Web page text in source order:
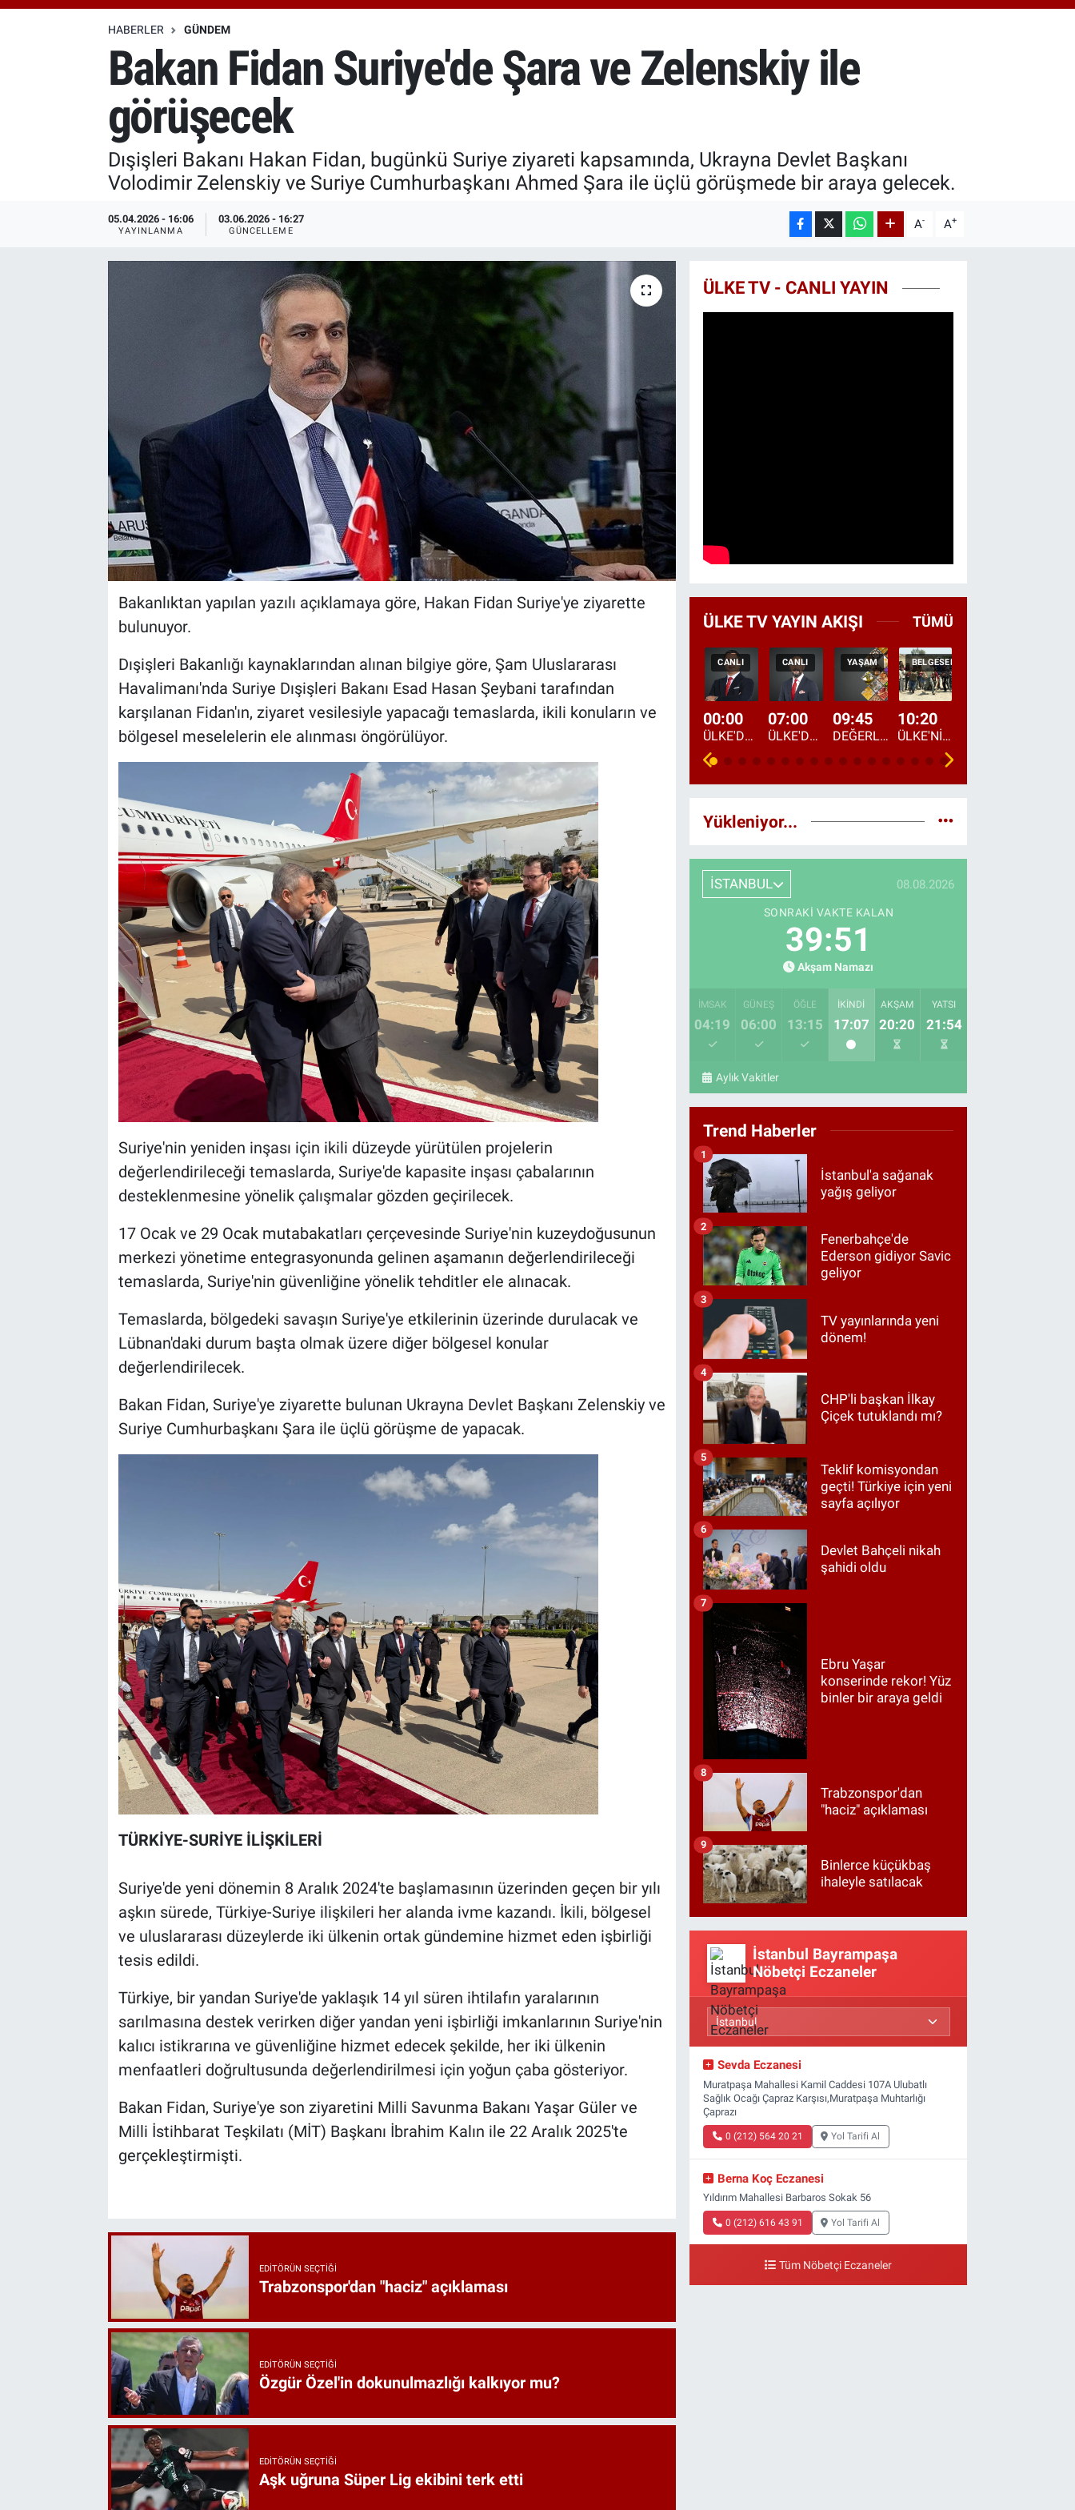
64.998,24
%0.35
HABERLER GÜNDEM
Bakan Fidan Suriye'de Şara ve Zelenskiy ile
görüşecek
Dışişleri Bakanı Hakan Fidan, bugünkü Suriye ziyareti kapsamında, Ukrayna Devlet Başkanı
Volodimir Zelenskiy ve Suriye Cumhurbaşkanı Ahmed Şara ile üçlü görüşmede bir araya gelecek.
05.04.2026 - 16:06
YAYINLANMA
03.06.2026 - 16:27
GÜNCELLEME A- A+
Bakanlıktan yapılan yazılı açıklamaya göre, Hakan Fidan Suriye'ye ziyarette
bulunuyor.
Dışişleri Bakanlığı kaynaklarından alınan bilgiye göre, Şam Uluslararası
Havalimanı'nda Suriye Dışişleri Bakanı Esad Hasan Şeybani tarafından
karşılanan Fidan'ın, ziyaret vesilesiyle yapacağı temaslarda, ikili konuların ve
bölgesel meselelerin ele alınması öngörülüyor.
Suriye'nin yeniden inşası için ikili düzeyde yürütülen projelerin
değerlendirileceği temaslarda, Suriye'de kapasite inşası çabalarının
desteklenmesine yönelik çalışmalar gözden geçirilecek.
17 Ocak ve 29 Ocak mutabakatları çerçevesinde Suriye'nin kuzeydoğusunun
merkezi yönetime entegrasyonunda gelinen aşamanın değerlendirileceği
temaslarda, Suriye'nin güvenliğine yönelik tehditler ele alınacak.
Temaslarda, bölgedeki savaşın Suriye'ye etkilerinin üzerinde durulacak ve
Lübnan'daki durum başta olmak üzere diğer bölgesel konular
değerlendirilecek.
Bakan Fidan, Suriye'ye ziyarette bulunan Ukrayna Devlet Başkanı Zelenskiy ve
Suriye Cumhurbaşkanı Şara ile üçlü görüşme de yapacak.
TÜRKİYE-SURİYE İLİŞKİLERİ
Suriye'de yeni dönemin 8 Aralık 2024'te başlamasının üzerinden geçen bir yılı
aşkın sürede, Türkiye-Suriye ilişkileri her alanda ivme kazandı. İkili, bölgesel
ve uluslararası düzeylerde iki ülkenin ortak gündemine hizmet eden işbirliği
tesis edildi.
Türkiye, bir yandan Suriye'de yaklaşık 14 yıl süren ihtilafın yaralarının
sarılmasına destek verirken diğer yandan yeni işbirliği imkanlarının Suriye'nin
kalıcı istikrarına ve güvenliğine hizmet edecek şekilde, her iki ülkenin
menfaatleri doğrultusunda değerlendirilmesi için yoğun çaba gösteriyor.
Bakan Fidan, Suriye'ye son ziyaretini Milli Savunma Bakanı Yaşar Güler ve
Milli İstihbarat Teşkilatı (MİT) Başkanı İbrahim Kalın ile 22 Aralık 2025'te
gerçekleştirmişti.
EDITÖRÜN SEÇTIĞI
Trabzonspor'dan "haciz" açıklaması
EDITÖRÜN SEÇTIĞI
Özgür Özel'in dokunulmazlığı kalkıyor mu?
EDITÖRÜN SEÇTIĞI
Aşk uğruna Süper Lig ekibini terk etti
ÜLKE TV - CANLI YAYIN
ÜLKE TV YAYIN AKIŞI TÜMÜ
CANLI
00:00
ÜLKE'DE BU GECE
CANLI
07:00
ÜLKE'DE HAFTA SONU
YAŞAM
09:45
DEĞERLERİN DAVETİ
BELGESEL
10:20
ÜLKE'NİN ÇOCUKLARI
Yükleniyor...
İSTANBUL 08.08.2026
SONRAKI VAKTE KALAN
39:50
Akşam Namazı
İMSAK
04:19
GÜNEŞ
06:00
ÖĞLE
13:15
İKINDI
17:07
AKŞAM
20:20
YATSI
21:54
Aylık Vakitler
Trend Haberler
İstanbul'a sağanak
yağış geliyor
1
Fenerbahçe'de
Ederson gidiyor Savic
geliyor
2
TV yayınlarında yeni
dönem!
3
CHP'li başkan İlkay
Çiçek tutuklandı mı?
4
Teklif komisyondan
geçti! Türkiye için yeni
sayfa açılıyor
5
Devlet Bahçeli nikah
şahidi oldu
6
Ebru Yaşar
konserinde rekor! Yüz
binler bir araya geldi
7
Trabzonspor'dan
"haciz" açıklaması
8
Binlerce küçükbaş
ihaleyle satılacak
9
İstanbul Bayrampaşa
Nöbetçi Eczaneler
Sevda Eczanesi
Muratpaşa Mahallesi Kamil Caddesi 107A Ulubatlı
Sağlık Ocağı Çapraz Karşısı,Muratpaşa Muhtarlığı
Çaprazı
0 (212) 564 20 21 Yol Tarifi Al
Berna Koç Eczanesi
Yıldırım Mahallesi Barbaros Sokak 56
0 (212) 616 43 91 Yol Tarifi Al
Tüm Nöbetçi Eczaneler
Özel Haberler
Özel Haberler
Erişim Bilgileri
Haber Arşivi